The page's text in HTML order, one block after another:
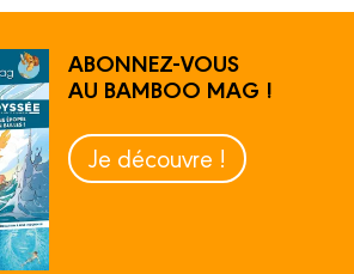
ABONNEZ-VOUS
AU BAMBOO MAG !
Je découvre !